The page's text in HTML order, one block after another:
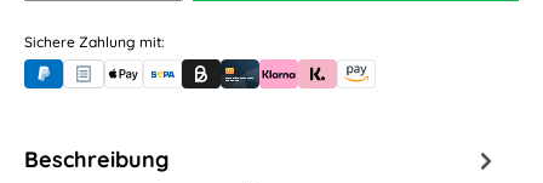
Sichere Zahlung mit:
PayPalRechnungskauf (für Behörden)
Apple PayBanküberweisung (vorab)
Rechnungskauf (Billie)
Kreditkarte
Rechnung oder Ratenkauf (Klarna)
Sofortüberweisung (Klarna)
Amazon Pay
Beschreibung